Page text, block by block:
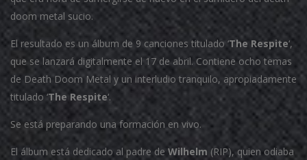
doom metal sucio.
El resultado es un álbum de 9 canciones titulado ‘The Respite‘,
que se lanzará digitalmente el 17 de abril. Contiene ocho temas
de Death Doom Metal y un interludio tranquilo, apropiadamente
titulado ‘The Respite‘.
Se está preparando una formación en vivo.
El álbum está dedicado al padre de Wilhelm (RIP), quien odiaba